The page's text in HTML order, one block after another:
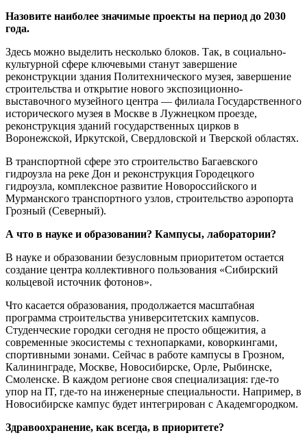
Назовите наиболее значимые проекты на период до 2030
года.
Здесь можно выделить несколько блоков. Так, в социально-
культурной сфере ключевыми станут завершение
реконструкции здания Политехнического музея, завершение
строительства и открытие нового экспозиционно-
выставочного музейного центра — филиала Государственного
исторического музея в Москве в Лужнецком проезде,
реконструкция зданий государственных цирков в
Воронежской, Иркутской, Свердловской и Тверской областях.
В транспортной сфере это строительство Багаевского
гидроузла на реке Дон и реконструкция Городецкого
гидроузла, комплексное развитие Новороссийского и
Мурманского транспортного узлов, строительство аэропорта
Грозный (Северный).
А что в науке и образовании? Кампусы, лаборатории?
В науке и образовании безусловным приоритетом остается
создание центра коллективного пользования «Сибирский
кольцевой источник фотонов».
Что касается образования, продолжается масштабная
программа строительства университетских кампусов.
Студенческие городки сегодня не просто общежития, а
современные экосистемы с технопарками, коворкингами,
спортивными зонами. Сейчас в работе кампусы в Грозном,
Калининграде, Москве, Новосибирске, Орле, Рыбинске,
Смоленске. В каждом регионе своя специализация: где-то
упор на IT, где-то на инженерные специальности. Например, в
Новосибирске кампус будет интегрирован с Академгородком.
Здравоохранение, как всегда, в приоритете?